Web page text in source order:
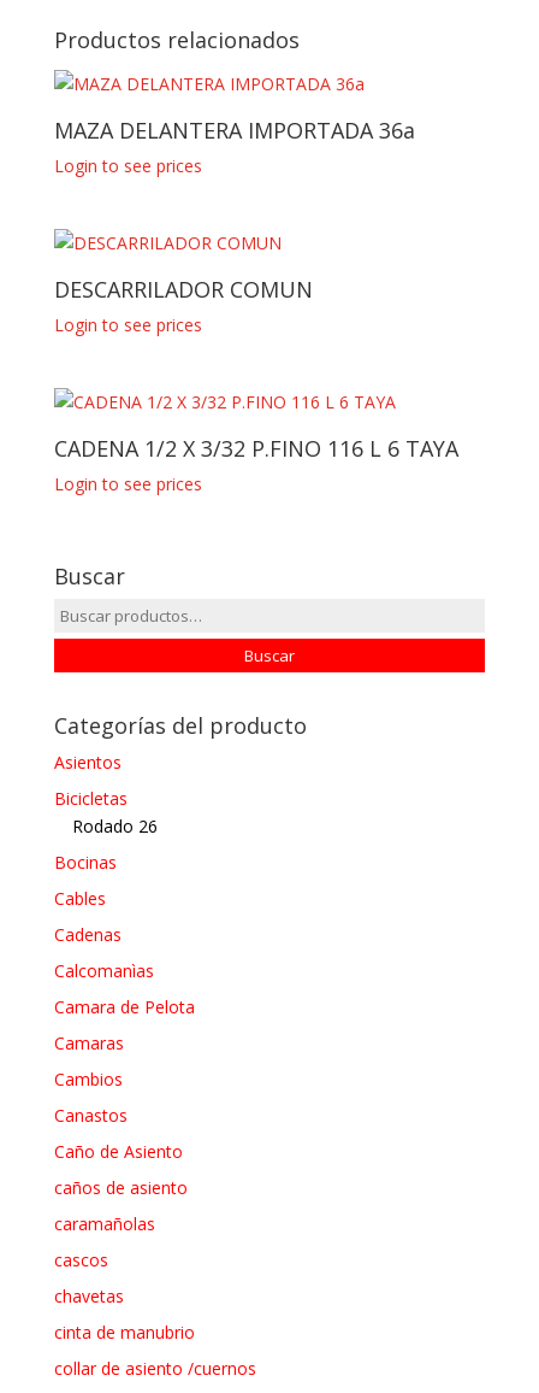
Productos relacionados
MAZA DELANTERA IMPORTADA 36a
Login to see prices
DESCARRILADOR COMUN
Login to see prices
CADENA 1/2 X 3/32 P.FINO 116 L 6 TAYA
Login to see prices
Buscar
Buscar
por:
Buscar
Categorías del producto
Asientos
Bicicletas
Rodado 26
Bocinas
Cables
Cadenas
Calcomanìas
Camara de Pelota
Camaras
Cambios
Canastos
Caño de Asiento
caños de asiento
caramañolas
cascos
chavetas
cinta de manubrio
collar de asiento /cuernos